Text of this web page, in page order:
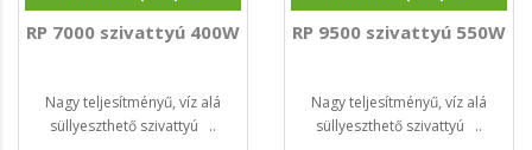
RP 7000 szivattyú 400W
Nagy teljesítményű, víz alá
süllyeszthető szivattyú ..
RP 9500 szivattyú 550W
Nagy teljesítményű, víz alá
süllyeszthető szivattyú ..